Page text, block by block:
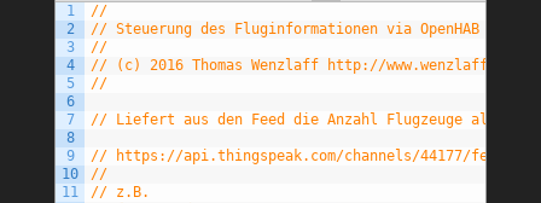
1
2
3
4
5
6
7
8
9
10
11
//
// Steuerung des Fluginformationen via OpenHAB
//
// (c) 2016 Thomas Wenzlaff http://www.wenzlaff.info
//
// Liefert aus den Feed die Anzahl Flugzeuge als Json
// https://api.thingspeak.com/channels/44177/feeds/
//
// z.B.